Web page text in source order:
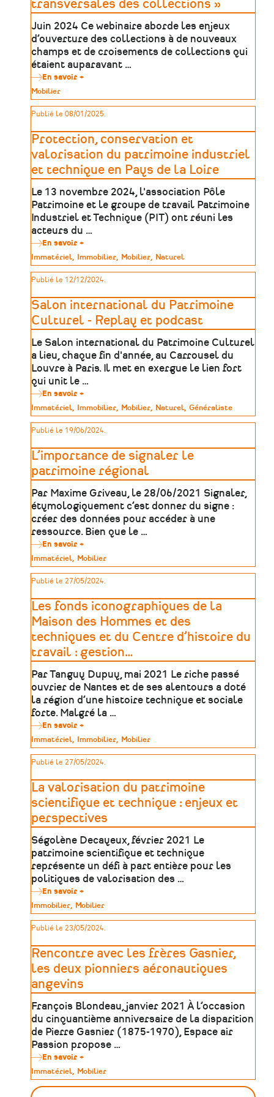
transversales des collections »
Juin 2024 Ce webinaire aborde les enjeux
d’ouverture des collections à de nouveaux
champs et de croisements de collections qui
étaient auparavant …
En savoir +
Connecter
/
:
pour
des
approches
transversales
des
collections
»
Type
de
patrimoine
Mobilier
Publié le 08/01/2025.
Protection, conservation et
valorisation du patrimoine industriel
et technique en Pays de la Loire
Le 13 novembre 2024, l'association Pôle
Patrimoine et le groupe de travail Patrimoine
Industriel et Technique (PIT) ont réuni les
acteurs du …
En savoir +
Protection,
conservation
et
valorisation
patrimoine
industriel
technique
Pays
de
la
Loire
Type
de
patrimoine
Immatériel Immobilier Mobilier Naturel
Publié le 12/12/2024.
Salon international du Patrimoine
Culturel - Replay et podcast
Le Salon international du Patrimoine Culturel
a lieu, chaque fin d'année, au Carrousel du
Louvre à Paris. Il met en exergue le lien fort
qui unit le …
En savoir +
Salon
international
du
Patrimoine
-
Replay
et
podcast
Type
de
patrimoine
Immatériel Immobilier Mobilier Naturel Généraliste
Publié le 19/06/2024.
L’importance de signaler le
patrimoine régional
Par Maxime Griveau, le 28/06/2021 Signaler,
étymologiquement c’est donner du signe :
créer des données pour accéder à une
ressource. Bien que le …
En savoir +
L’importance
de
signaler
le
régional
Type
de
patrimoine
Immatériel Mobilier
Publié le 27/05/2024.
Les fonds iconographiques de la
Maison des Hommes et des
techniques et du Centre d’histoire du
travail : gestion…
Par Tanguy Dupuy, mai 2021 Le riche passé
ouvrier de Nantes et de ses alentours a doté
la région d’une histoire technique et sociale
forte. Malgré la …
En savoir +
fonds
iconographiques
de
Maison
des
Hommes
et
des
techniques
et
du
Centre
d’histoire
du
travail
et
valorisation
Type
de
patrimoine
Immatériel Immobilier Mobilier
Publié le 27/05/2024.
La valorisation du patrimoine
scientifique et technique : enjeux et
perspectives
Ségolène Decayeux, février 2021 Le
patrimoine scientifique et technique
représente un défi à part entière pour les
politiques de valorisation des …
En savoir +
La
valorisation
du
patrimoine
technique :
enjeux
et
perspectives
Type
de
patrimoine
Immobilier Mobilier
Publié le 23/05/2024.
Rencontre avec les frères Gasnier,
les deux pionniers aéronautiques
angevins
François Blondeau, janvier 2021 À l’occasion
du cinquantième anniversaire de la disparition
de Pierre Gasnier (1875-1970), Espace air
Passion propose …
En savoir +
Rencontre
avec
les
Type
de
patrimoine
Immatériel Mobilier